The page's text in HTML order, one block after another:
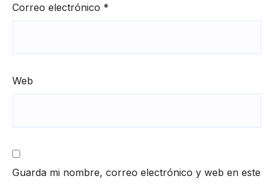
Correo electrónico *
Web
Guarda mi nombre, correo electrónico y web en este